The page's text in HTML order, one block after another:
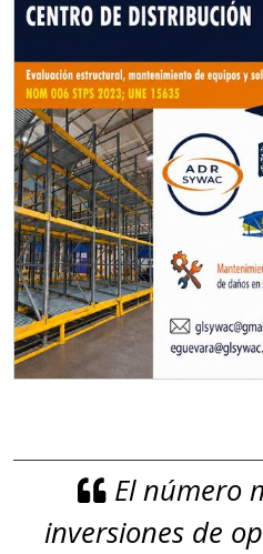
El número
inversiones de